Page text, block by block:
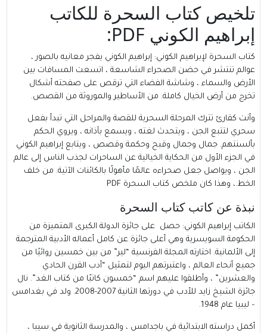
تلخيص كتاب السحرة للكاتب
إبراهيم الكوني PDF:
كتاب السحرة لإبراهيم الكوني: إبراهيم الكوني يفجر معانيه بالصور ،
عوالم تنتشر في حضن الصحراء الشاسعة ، اتسعت المسافات بين
الأرض والسماء ، وشاشة الفضاء التي ترقص على صفحته أشكال
تخرج من أرض الخيال كاملة. من الأساطير والموروثة من القصص.
وأنت كقارئ تترك المرحلة السحرية للقصة والمراحل التي تبدأ بفعل
سحري لتتبع الجن ، ويتحدث لغته ، ويسمع بآذانه ، ويروي الحكم
بألسنتهم. جمال وجمال وقبح وحكمة وقصص ، ويتابع إبراهيم الكوني
في الجزء الأول من الحكاية الخيالية عن الساحرات لجذب الناس إلى عالم
الجن ، ويواصل جعل صحراءه عالمًا مأهولًا بالكائنات الآتية. من خلف
الخط.، وهذا كان ملخص كتاب السحرة PDF
نبذة عن كاتب كتاب السحرة
الكاتب إبراهيم الكوني: حصل على جائزة الدولة الكبرى المتميزة من
الحكومة السويسرية وهي أعلى جائزة عن كامل أعماله الأدبية المترجمة
إلى الألمانية. اختارته المجلة الفرنسية “لير” من بين خمسين روائيًا من
جميع أنحاء العالم ، واعتبرتهم اليوم لتمثيل “أدب القرن الحادي
والعشرين” ، وأطلقوا عليهم اسم “خمسون كاتبًا من كتاب الغد”. نال
جائزة الشيخ زايد للأدب في دورتها الثانية 2007-2008. ولد في بغدامس
– ليبيا عام 1948.
أكمل دراسته الابتدائية في باجدامس ، والمدرسة الثانوية في سيبا ،